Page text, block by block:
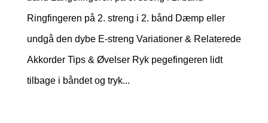
Ringfingeren på 2. streng i 2. bånd Dæmp eller
undgå den dybe E-streng Variationer & Relaterede
Akkorder Tips & Øvelser Ryk pegefingeren lidt
tilbage i båndet og tryk...